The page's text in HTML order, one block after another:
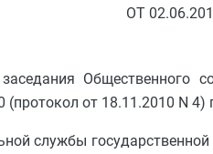
ОТ
Общественного
(протокол от 18.11.2010 N
службы